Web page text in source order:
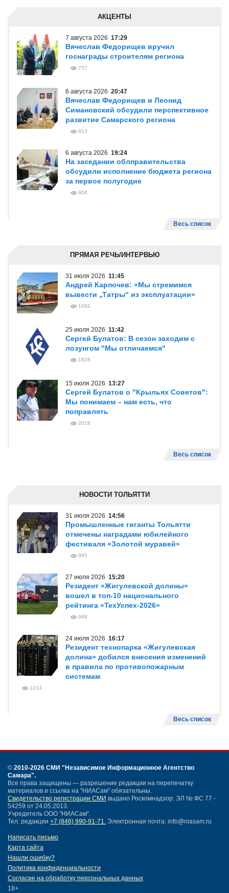
АКЦЕНТЫ
7 августа 2026 17:29
Вячеслав Федорищев вручил
госнаграды строителям региона
757
6 августа 2026 20:47
Вячеслав Федорищев и Леонид
Симановский обсудили перспективное
развитие Самарского региона
913
6 августа 2026 19:24
На заседании облправительства
обсудили исполнение бюджета региона
за первое полугодие
904
Весь список
ПРЯМАЯ РЕЧЬ/ИНТЕРВЬЮ
31 июля 2026 11:45
Андрей Карпочев: «Мы стремимся
вывести „Татры“ из эксплуатации»
1092
25 июля 2026 11:42
Сергей Булатов: В сезон заходим с
лозунгом "Мы отличаемся"
1828
15 июля 2026 13:27
Сергей Булатов о "Крыльях Советов":
Мы понимаем – нам есть, что
поправлять
2018
Весь список
НОВОСТИ ТОЛЬЯТТИ
31 июля 2026 14:56
Промышленные гиганты Тольятти
отмечены наградами юбилейного
фестиваля «Золотой муравей»
985
27 июля 2026 15:20
Резидент «Жигулевской долины»
вошел в топ-10 национального
рейтинга «ТехУспех-2026»
988
24 июля 2026 16:17
Резидент технопарка «Жигулевская
долина» добился внесения изменений
в правила по противопожарным
системам
1214
Весь список
© 2010-2026 СМИ "Независимое Информационное Агентство
Самара".
Все права защищены — разрешение редакции на перепечатку
материалов и ссылка на "НИАСам" обязательны.
Свидетельство регистрации СМИ выдано Роскомнадзор: ЭЛ № ФС 77 -
54259 от 24.05.2013.
Учредитель ООО "НИАСам".
Тел. редакции +7 (846) 990-91-71. Электронная почта: info@niasam.ru
Написать письмо
Карта сайта
Нашли ошибку?
Политика конфиденциальности
Согласие на обработку персональных данных
18+